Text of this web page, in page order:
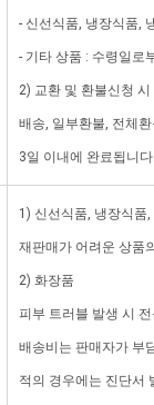
- 신선식품, 냉장식품,
- 기타 상품 : 수령일로
2) 교환 및 환불신청
배송, 일부환불, 전체
3일 이내에 완료됩니
1) 신선식품, 냉장식품
재판매가 어려운 상품
2) 화장품
피부 트러블 발생 시
배송비는 판매자가 부
적의 경우에는 진단서